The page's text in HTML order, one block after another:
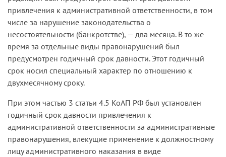
привлечения к административной ответственности, в том
числе за нарушение законодательства о
несостоятельности (банкротстве), — два месяца. В то же
время за отдельные виды правонарушений был
предусмотрен годичный срок давности. Этот годичный
срок носил специальный характер по отношению к
двухмесячному сроку.
При этом частью 3 статьи 4.5 КоАП РФ был установлен
годичный срок давности привлечения к
административной ответственности за административные
правонарушения, влекущие применение к должностному
лицу административного наказания в виде